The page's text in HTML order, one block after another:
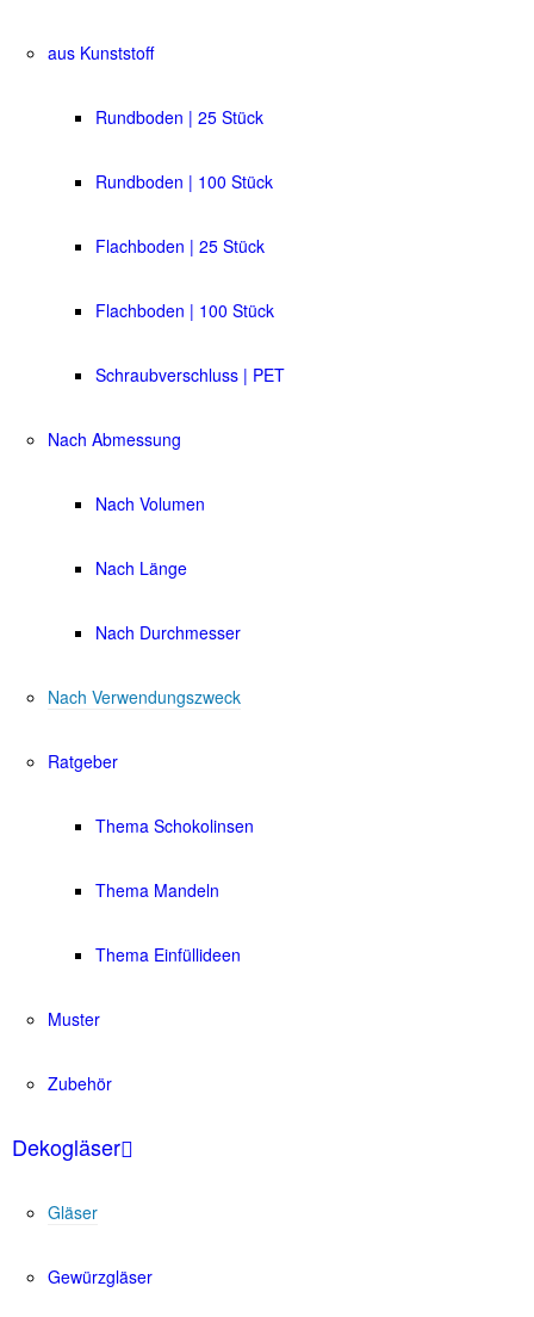
aus Kunststoff
Rundboden | 25 Stück
Rundboden | 100 Stück
Flachboden | 25 Stück
Flachboden | 100 Stück
Schraubverschluss | PET
Nach Abmessung
Nach Volumen
Nach Länge
Nach Durchmesser
Nach Verwendungszweck
Ratgeber
Thema Schokolinsen
Thema Mandeln
Thema Einfüllideen
Muster
Zubehör
Dekogläser
Gläser
Gewürzgläser